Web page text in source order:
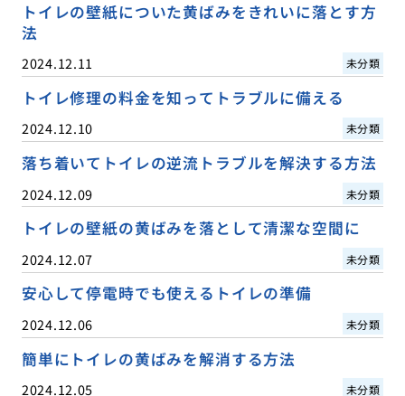
トイレの壁紙についた黄ばみをきれいに落とす方
法
2024.12.11 未分類
トイレ修理の料金を知ってトラブルに備える
2024.12.10 未分類
落ち着いてトイレの逆流トラブルを解決する方法
2024.12.09 未分類
トイレの壁紙の黄ばみを落として清潔な空間に
2024.12.07 未分類
安心して停電時でも使えるトイレの準備
2024.12.06 未分類
簡単にトイレの黄ばみを解消する方法
2024.12.05 未分類